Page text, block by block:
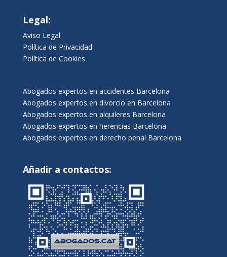
Legal:
Aviso Legal
Política de Privacidad
Política de Cookies
Abogados expertos en accidentes Barcelona
Abogados expertos en divorcio en Barcelona
Abogados expertos en alquileres Barcelona
Abogados expertos en herencias Barcelona
Abogados expertos en derecho penal Barcelona
Añadir a contactos: